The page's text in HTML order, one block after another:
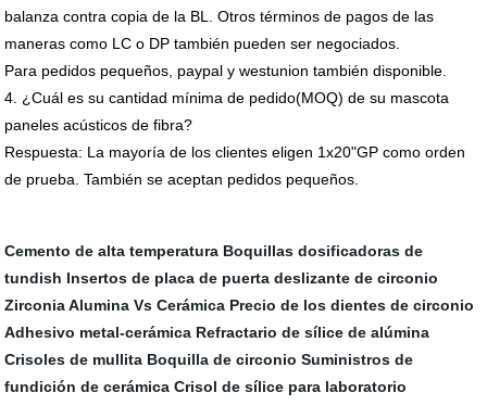
balanza contra copia de la BL.Otros términos de pagos de las
maneras como LC o DP también pueden ser negociados.
Para pedidos pequeños, paypal y westunion también disponible.
4. ¿Cuál es su cantidad mínima de pedido(MOQ) de su mascota
paneles acústicos de fibra?
Respuesta: La mayoría de los clientes eligen 1x20"GP como orden
de prueba. También se aceptan pedidos pequeños.
Cemento de alta temperatura Boquillas dosificadoras de
tundish Insertos de placa de puerta deslizante de circonio
Zirconia Alumina Vs Cerámica Precio de los dientes de circonio
Adhesivo metal-cerámica Refractario de sílice de alúmina
Crisoles de mullita Boquilla de circonio Suministros de
fundición de cerámica Crisol de sílice para laboratorio